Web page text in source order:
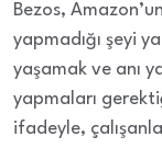
Bezos,
yapmadığı şeyi
yaşamak ve anı
yapmaları
ifadeyle,